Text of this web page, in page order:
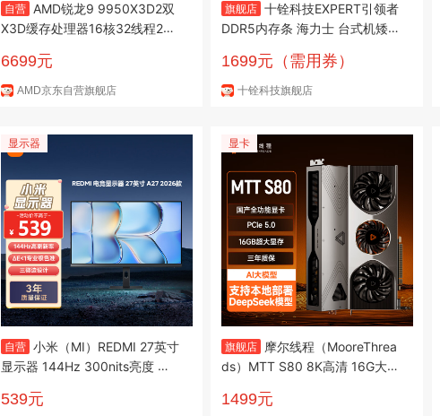
自营
AMD锐龙9 9950X3D2双
X3D缓存处理器16核32线程208
产力千帧电竞打瓦/三角洲
6699元
AMD京东自营旗舰店
旗舰店 十铨科技EXPERT引领者
DDR5内存条 海力士 台式机矮马
8GB 64G 96G 10层PCB板 600
0 16G(2x8)C30 Adie 白-限AM
1699元（需用券）
十铨科技旗舰店
显示器
自营 小米（MI）REDMI 27英寸
显示器 144Hz 300nits亮度 专
公显示器屏 A27 2026款
539元
显卡
旗舰店
摩尔线程（MooreThrea
ds）MTT S80 8K高清 16G大显
1499元